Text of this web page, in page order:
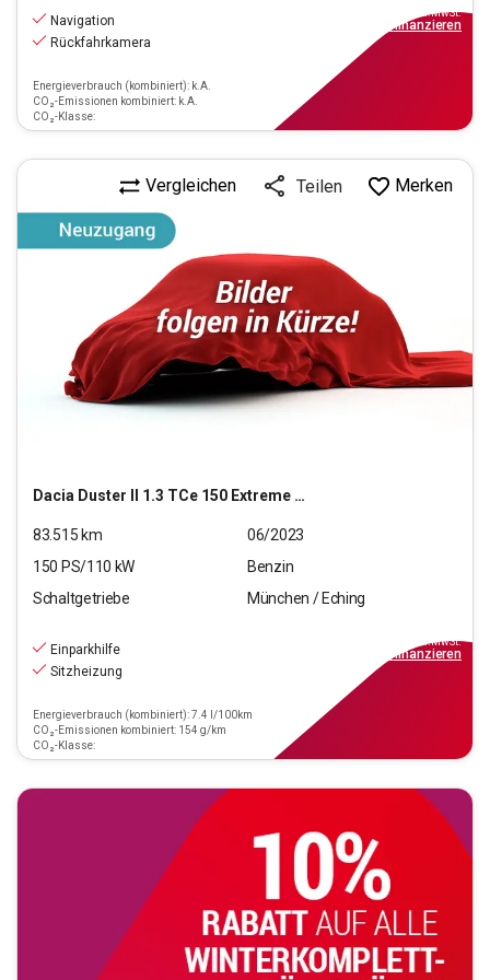
Navigation
Rückfahrkamera
Energieverbrauch (kombiniert): k.A.
CO₂-Emissionen kombiniert: k.A.
CO₂-Klasse:
inkl.MwSt.
finanzieren
Dacia Duster II 1.3 TCe 150 Extreme 4x4
Vergleichen Teilen Merken
83.515 km
06/2023
150 PS/110 kW
Benzin
Schaltgetriebe
München / Eching
Einparkhilfe
Sitzheizung
Energieverbrauch (kombiniert): 7.4 l/100km
CO₂-Emissionen kombiniert: 154 g/km
CO₂-Klasse:
inkl.MwSt.
finanzieren